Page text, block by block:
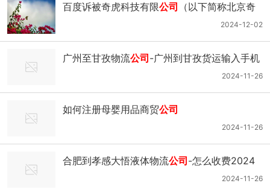
百度诉被奇虎科技有限公司
（以下简称北京奇
）、奇虎三六零软件（北京）有限公司
（以下简称奇虎三六零公司）不正当竞争纠纷
一案
2024-12-02
广州至甘孜物流公司 -广州到甘孜货运输入手机
2024-11-26
如何注册母婴用品商贸公司
2024-11-26
合肥到孝感大悟液体物流公司 -怎么收费2024
2024-11-26